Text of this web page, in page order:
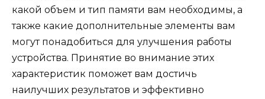
какой объем и тип памяти вам необходимы, а
также какие дополнительные элементы вам
могут понадобиться для улучшения работы
устройства. Принятие во внимание этих
характеристик поможет вам достичь
наилучших результатов и эффективно